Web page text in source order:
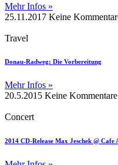
Mehr Infos »
25.11.2017 Keine
Travel
Donau-Radweg: Die Vorbereitung
Mehr Infos »
20.5.2015 Keine Kommentare
Concert
2014 CD-Release Max Jeschek @